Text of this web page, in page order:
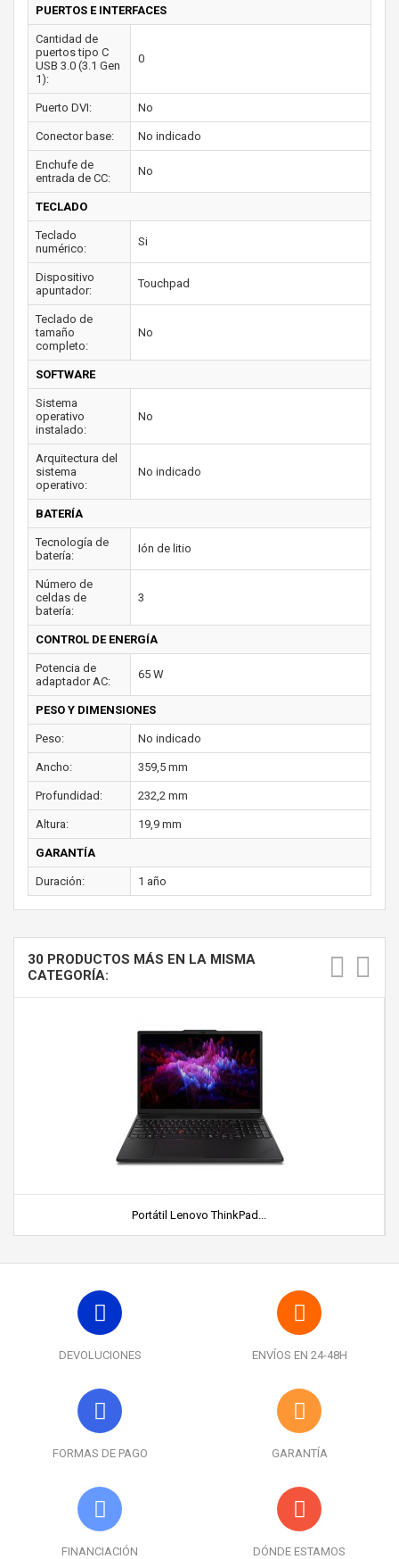
PUERTOS E INTERFACES
Cantidad de
puertos tipo C
USB 3.0 (3.1 Gen
1):
0
Puerto DVI: No
Conector base: No indicado
Enchufe de
entrada de CC:
No
TECLADO
Teclado
numérico:
Si
Dispositivo
apuntador:
Touchpad
Teclado de
tamaño
completo:
No
SOFTWARE
Sistema
operativo
instalado:
No
Arquitectura del
sistema
operativo:
No indicado
BATERÍA
Tecnología de
batería:
Ión de litio
Número de
celdas de
batería:
3
CONTROL DE ENERGÍA
Potencia de
adaptador AC:
65 W
PESO Y DIMENSIONES
Peso: No indicado
Ancho: 359,5 mm
Profundidad: 232,2 mm
Altura: 19,9 mm
GARANTÍA
Duración: 1 año
30 PRODUCTOS MÁS EN LA MISMA
CATEGORÍA:
Portátil Lenovo ThinkPad...
DEVOLUCIONES ENVÍOS EN 24-48H
FORMAS DE PAGO GARANTÍA
FINANCIACIÓN DÓNDE ESTAMOS